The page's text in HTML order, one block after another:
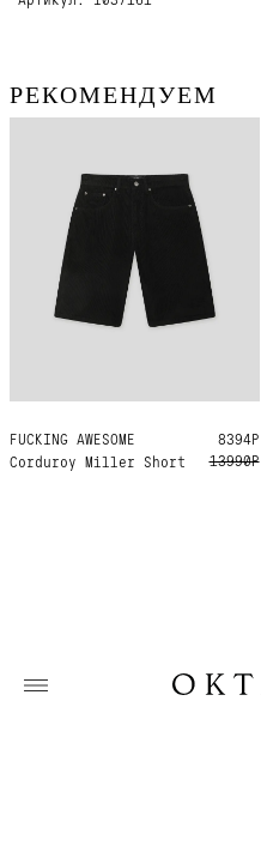
РЕКОМЕНДУЕМ
FUCKING AWESOME
Corduroy Miller Short
32 30
8394Р
13990Р